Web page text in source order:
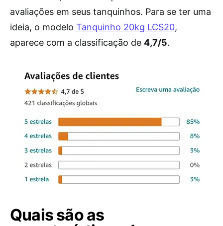
avaliações em seus tanquinhos. Para se ter uma
ideia, o modelo Tanquinho 20kg LCS20,
aparece com a classificação de 4,7/5.
Quais são as